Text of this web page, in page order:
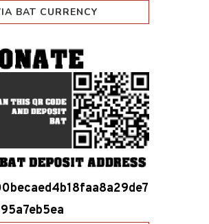
BAT CURRENCY
95a7eb5ea